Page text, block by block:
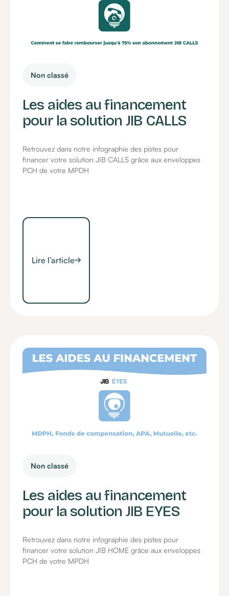
Non classé
Les aides au financement
pour la solution JIB CALLS
Retrouvez dans notre infographie des pistes pour
financer votre solution JIB CALLS grâce aux enveloppes
PCH de votre MPDH
Lire l’article
Non classé
Les aides au financement
pour la solution JIB EYES
Retrouvez dans notre infographie des pistes pour
financer votre solution JIB HOME grâce aux enveloppes
PCH de votre MPDH